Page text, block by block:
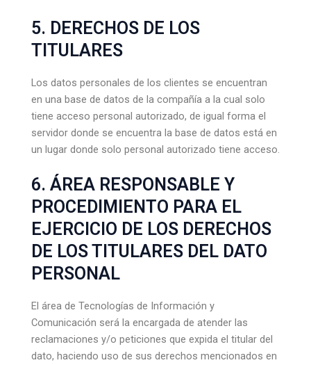
5. DERECHOS DE LOS
TITULARES
Los datos personales de los clientes se encuentran
en una base de datos de la compañía a la cual solo
tiene acceso personal autorizado, de igual forma el
servidor donde se encuentra la base de datos está en
un lugar donde solo personal autorizado tiene acceso.
6. ÁREA RESPONSABLE Y
PROCEDIMIENTO PARA EL
EJERCICIO DE LOS DERECHOS
DE LOS TITULARES DEL DATO
PERSONAL
El área de Tecnologías de Información y
Comunicación será la encargada de atender las
reclamaciones y/o peticiones que expida el titular del
dato, haciendo uso de sus derechos mencionados en